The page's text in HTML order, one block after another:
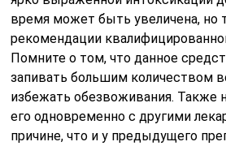
время может быть увеличена, но
рекомендации
Помните о том, что данное
запивать большим количеством
избежать обезвоживания. Также
его одновременно с другими
причине, что и у предыдущего